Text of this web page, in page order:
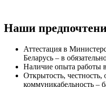
Наши
Аттестация в
Беларусь – в
Наличие опыта работы
Открытость, честность,
коммуникабельность –